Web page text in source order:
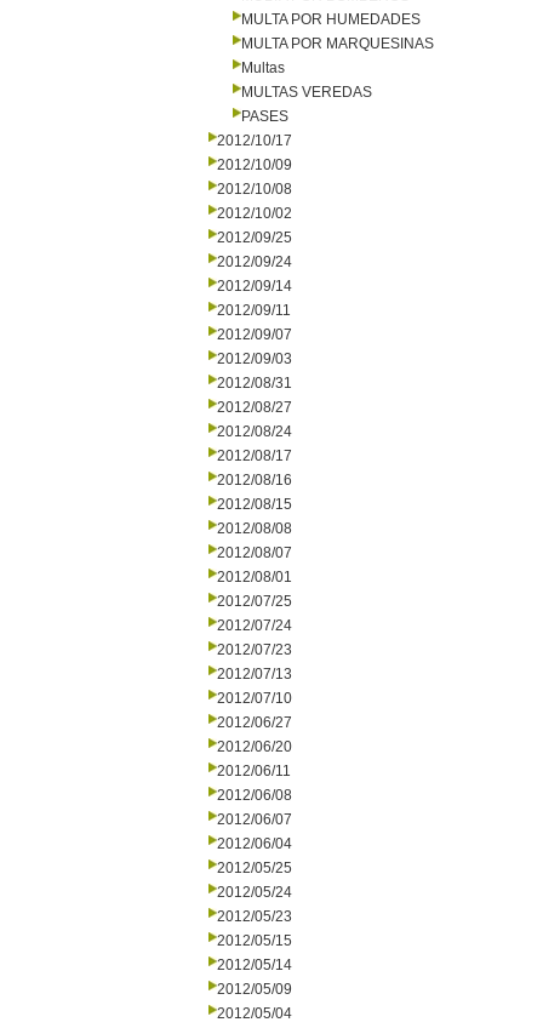
MULTA POR HUMEDADES
MULTA POR MARQUESINAS
Multas
MULTAS VEREDAS
PASES
2012/10/17
2012/10/09
2012/10/08
2012/10/02
2012/09/25
2012/09/24
2012/09/14
2012/09/11
2012/09/07
2012/09/03
2012/08/31
2012/08/27
2012/08/24
2012/08/17
2012/08/16
2012/08/15
2012/08/08
2012/08/07
2012/08/01
2012/07/25
2012/07/24
2012/07/23
2012/07/13
2012/07/10
2012/06/27
2012/06/20
2012/06/11
2012/06/08
2012/06/07
2012/06/04
2012/05/25
2012/05/24
2012/05/23
2012/05/15
2012/05/14
2012/05/09
2012/05/04